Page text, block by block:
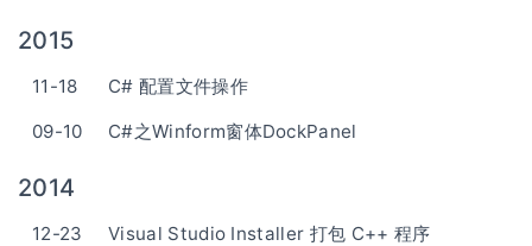
2015
11-18
C# 配置文件操作
09-10
C#之Winform窗体DockPanel
2014
12-23 Visual Studio Installer 打包 C++ 程序